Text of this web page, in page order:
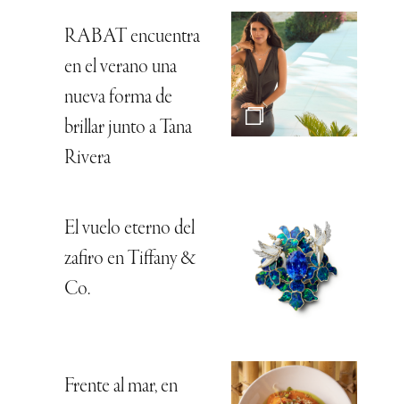
RABAT encuentra
en el verano una
nueva forma de
brillar junto a Tana
Rivera
El vuelo eterno del
zafiro en Tiffany &
Co.
Frente al mar, en